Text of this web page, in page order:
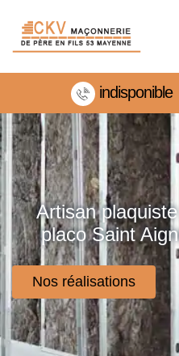
indisponible
Artisan
placo Saint
Nos réalisations